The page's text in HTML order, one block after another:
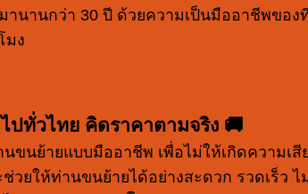
นานกว่า 30 ปี ด้วยความเป็นมืออาชีพขอ
มง
ปทั่วไทย คิดราคาตามจริง 🚚
นย้ายแบบมืออาชีพ เพื่อไม่ให้เกิดความเ
ยให้ท่านขนย้ายได้อย่างสะดวก รวดเร็ว